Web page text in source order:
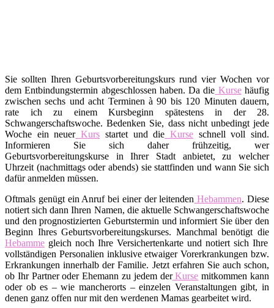
Sie sollten Ihren Geburtsvorbereitungskurs rund vier Wochen vor
dem Entbindungstermin abgeschlossen haben. Da die Kursehäufig
zwischen sechs und acht Terminen à 90 bis 120 Minuten dauern,
rate ich zu einem Kursbeginn spätestens in der 28.
Schwangerschaftswoche. Bedenken Sie, dass nicht unbedingt jede
Woche ein neuerKurs startet und die Kurseschnell voll sind.
Informieren Sie sich daher frühzeitig, wer
Geburtsvorbereitungskurse in Ihrer Stadt anbietet, zu welcher
Uhrzeit (nachmittags oder abends) sie stattfinden und wann Sie sich
dafür anmelden müssen.
Oftmals genügt ein Anruf bei einer der leitenden Hebammen. Diese
notiert sich dann Ihren Namen, die aktuelle Schwangerschaftswoche
und den prognostizierten Geburtstermin und informiert Sie über den
Beginn Ihres Geburtsvorbereitungskurses. Manchmal benötigt die
Hebamme gleich noch Ihre Versichertenkarte und notiert sich Ihre
vollständigen Personalien inklusive etwaiger Vorerkrankungen bzw.
Erkrankungen innerhalb der Familie. Jetzt erfahren Sie auch schon,
ob Ihr Partner oder Ehemann zu jedem derKurse mitkommen kann
oder ob es – wie mancherorts – einzelen Veranstaltungen gibt, in
denen ganz offen nur mit den werdenen Mamas gearbeitet wird.